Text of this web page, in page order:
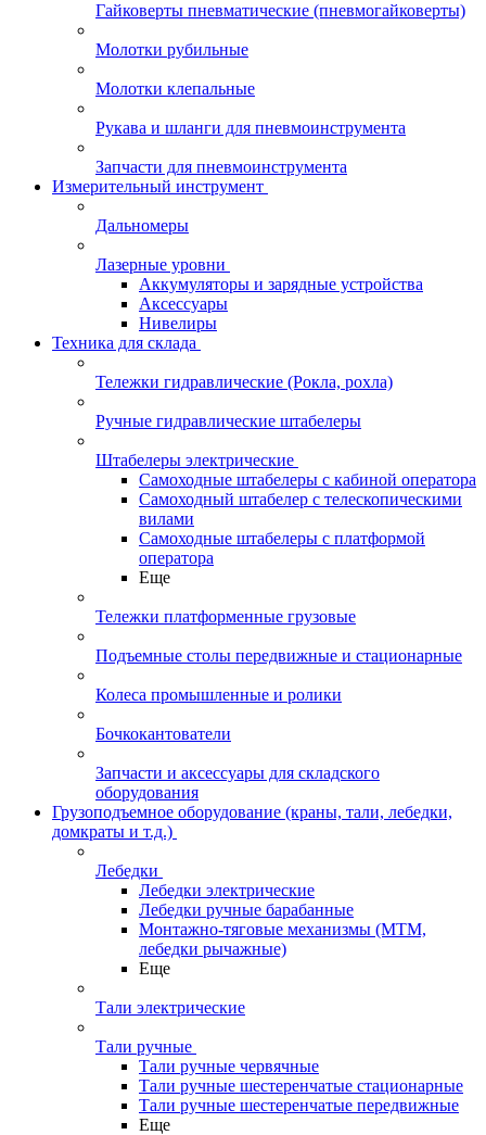
Гайковерты пневматические (пневмогайковерты)
Молотки рубильные
Молотки клепальные
Рукава и шланги для пневмоинструмента
Запчасти для пневмоинструмента
Измерительный инструмент
Дальномеры
Лазерные уровни
Аккумуляторы и зарядные устройства
Аксессуары
Нивелиры
Техника для склада
Тележки гидравлические (Рокла, рохла)
Ручные гидравлические штабелеры
Штабелеры электрические
Самоходные штабелеры с кабиной оператора
Самоходный штабелер с телескопическими
вилами
Самоходные штабелеры с платформой
оператора
Еще
Тележки платформенные грузовые
Подъемные столы передвижные и стационарные
Колеса промышленные и ролики
Бочкокантователи
Запчасти и аксессуары для складского
оборудования
Грузоподъемное оборудование (краны, тали, лебедки,
домкраты и т.д.)
Лебедки
Лебедки электрические
Лебедки ручные барабанные
Монтажно-тяговые механизмы (МТМ,
лебедки рычажные)
Еще
Тали электрические
Тали ручные
Тали ручные червячные
Тали ручные шестеренчатые стационарные
Тали ручные шестеренчатые передвижные
Еще